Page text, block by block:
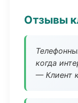
Отзывы
когда
— Клиент